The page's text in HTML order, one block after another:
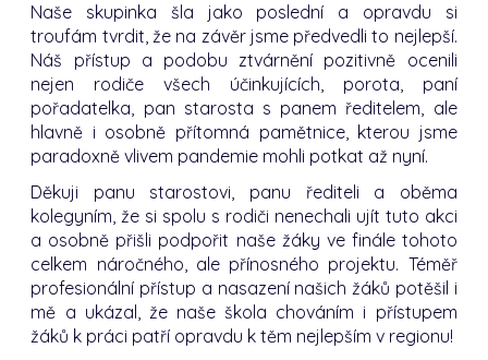
Naše skupinka šla jako poslední a opravdu si
troufám tvrdit, že na závěr jsme předvedli to nejlepší.
Náš přístup a podobu ztvárnění pozitivně ocenili
nejen rodiče všech účinkujících, porota, paní
pořadatelka, pan starosta s panem ředitelem, ale
hlavně i osobně přítomná pamětnice, kterou jsme
paradoxně vlivem pandemie mohli potkat až nyní.
Děkuji panu starostovi, panu řediteli a oběma
kolegyním, že si spolu s rodiči nenechali ujít tuto akci
a osobně přišli podpořit naše žáky ve finále tohoto
celkem náročného, ale přínosného projektu. Téměř
profesionální přístup a nasazení našich žáků potěšil i
mě a ukázal, že naše škola chováním i přístupem
žáků k práci patří opravdu k těm nejlepším v regionu!